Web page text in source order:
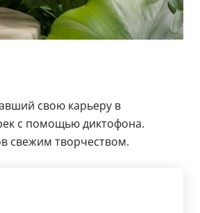
свою карьеру в
с помощью диктофона.
свежим творчеством.